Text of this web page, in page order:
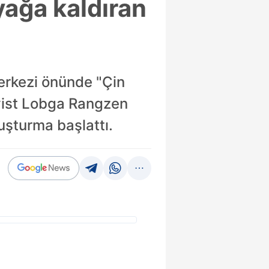
kaldıran
önünde "Çin
Lobga Rangzen
başlattı.